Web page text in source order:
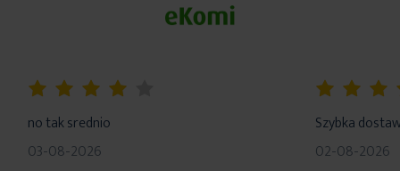
no tak srednio
03-08-2026
Szybka
02-08-2026